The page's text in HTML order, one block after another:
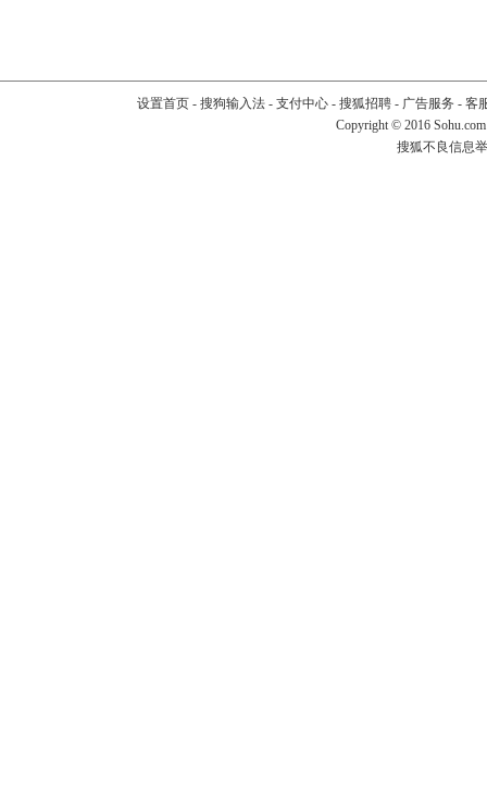
设置首页- 搜狗输入法- 支付中心- 搜狐招聘- 广告服务 - 客
Copyright © 2016
搜狐不良信息